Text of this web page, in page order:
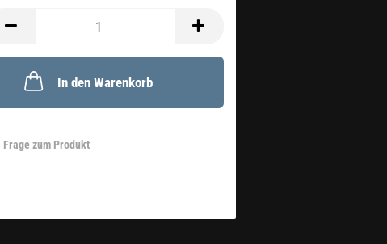
In den Warenkorb
Frage zum Produkt